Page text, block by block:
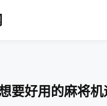
要好用的麻将